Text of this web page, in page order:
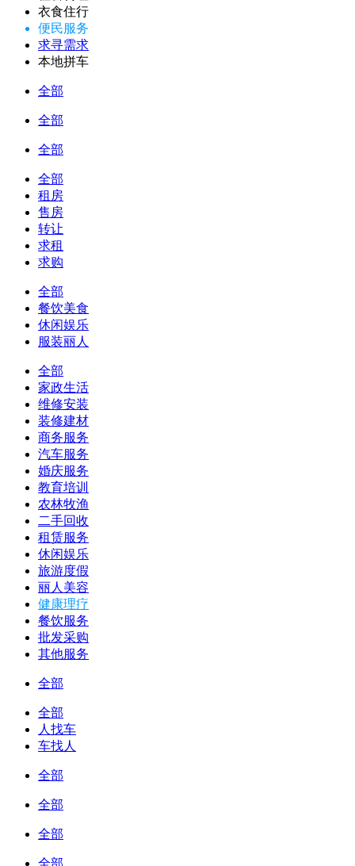
衣食住行
便民服务
求寻需求
本地拼车
全部
全部
全部
全部
租房
售房
转让
求租
求购
全部
餐饮美食
休闲娱乐
服装丽人
全部
家政生活
维修安装
装修建材
商务服务
汽车服务
婚庆服务
教育培训
农林牧渔
二手回收
租赁服务
休闲娱乐
旅游度假
丽人美容
健康理疗
餐饮服务
批发采购
其他服务
全部
全部
人找车
车找人
全部
全部
全部
全部